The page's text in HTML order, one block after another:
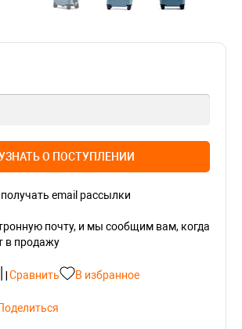
О ПОСТУПЛЕНИИ
email рассылки
почту, и мы сообщим вам, когда
в продажу
Сравнить В избранное